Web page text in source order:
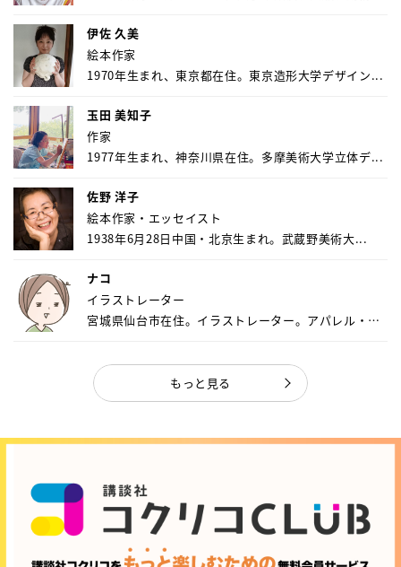
伊佐 久美
絵本作家
1970年生まれ、東京都在住。東京造形大学デザイン...
玉田 美知子
作家
1977年生まれ、神奈川県在住。多摩美術大学立体デ...
佐野 洋子
絵本作家・エッセイスト
1938年6月28日中国・北京生まれ。武蔵野美術大...
ナコ
イラストレーター
宮城県仙台市在住。イラストレーター。アパレル・キ
もっと見る